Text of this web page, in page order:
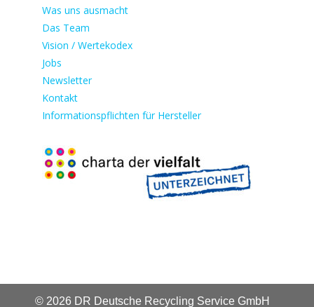
Was uns ausmacht
Das Team
Vision / Wertekodex
Jobs
Newsletter
Kontakt
Informationspflichten für Hersteller
© 2026 DR Deutsche Recycling Service GmbH